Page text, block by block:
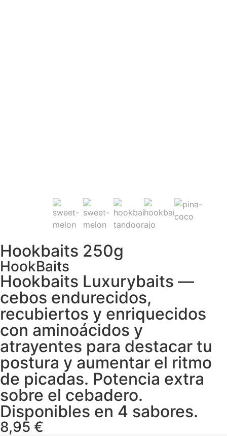
Hookbaits 250g
HookBaits
Hookbaits Luxurybaits —
cebos endurecidos,
recubiertos y enriquecidos
con aminoácidos y
atrayentes para destacar tu
postura y aumentar el ritmo
de picadas. Potencia extra
sobre el cebadero.
Disponibles en 4 sabores.
8,95 €